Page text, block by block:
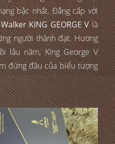
bậc nhất. Đẳng cấp với
KING GEORGE Vlà
người thành đạt. Hương
lâu năm, King George V
đứng đầu của biểu tượng